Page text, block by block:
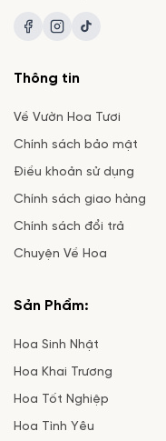
Thông tin
Về Vườn Hoa Tươi
Chính sách bảo mật
Điều khoản sử dụng
Chính sách giao hàng
Chính sách đổi trả
Chuyện Về Hoa
Sản Phẩm:
Hoa Sinh Nhật
Hoa Khai Trương
Hoa Tốt Nghiệp
Hoa Tình Yêu